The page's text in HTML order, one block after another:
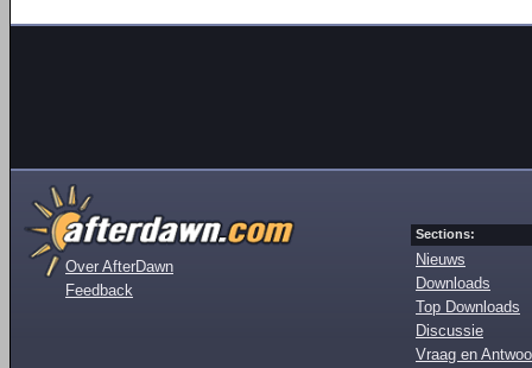
Over AfterDawn
Feedback
Sections:
Nieuws
Downloads
Top Downloads
Discussie
Vraag en